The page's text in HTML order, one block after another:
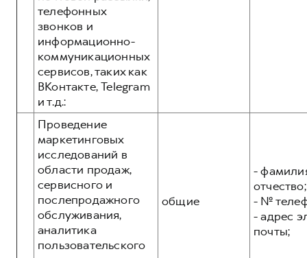
телефонных
звонков и
информационно-
коммуникационных
сервисов, таких как
ВКонтакте, Telegram
и т.д.:
Проведение
маркетинговых
исследований в
области продаж,
сервисного и
послепродажного
обслуживания,
аналитика
пользовательского
общие
-
отчество;
- №
- адрес
почты;